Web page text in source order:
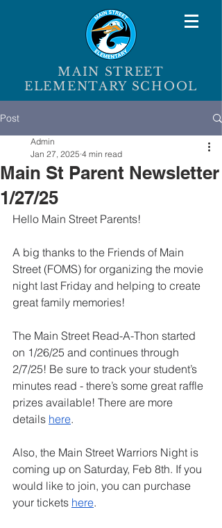
MAIN STREET
ELEMENTARY SCHOOL
Post
Main St Parent Newsletter
1/27/25
Admin
Jan 27, 2025 4 min read
Hello Main Street Parents!
A big thanks to the Friends of Main
Street (FOMS) for organizing the movie
night last Friday and helping to create
great family memories!
The Main Street Read-A-Thon started
on 1/26/25 and continues through
2/7/25! Be sure to track your student’s
minutes read - there’s some great raffle
prizes available! There are more
details here.
Also, the Main Street Warriors Night is
coming up on Saturday, Feb 8th. If you
would like to join, you can purchase
your tickets here.